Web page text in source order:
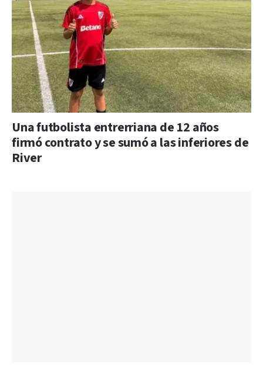
Una futbolista entrerriana de 12 años
firmó contrato y se sumó a las inferiores de
River